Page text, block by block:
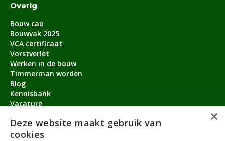
Overig
Bouw cao
Bouwvak 2025
VCA certificaat
Vorstverlet
Werken in de bouw
Timmerman worden
Blog
Kennisbank
Vacature
Contact
×
Deze website maakt gebruik van
cookies